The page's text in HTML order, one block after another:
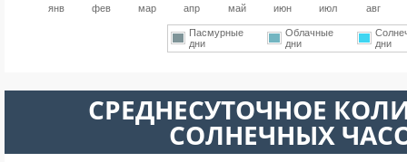
янв фев мар апр май июн июл авг
Пасмурные
дни
Облачные
дни
дни
СРЕДНЕСУТОЧНОЕ
СОЛНЕЧНЫХ